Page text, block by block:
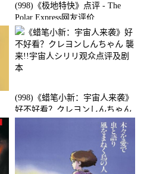
(998)《极地特快》点评 - The
Polar Express网友评价
(998)《蜡笔小新：宇宙人来袭》
好不好看？クレヨンしんちゃん
襲来!!宇宙人シリリ观众点评及